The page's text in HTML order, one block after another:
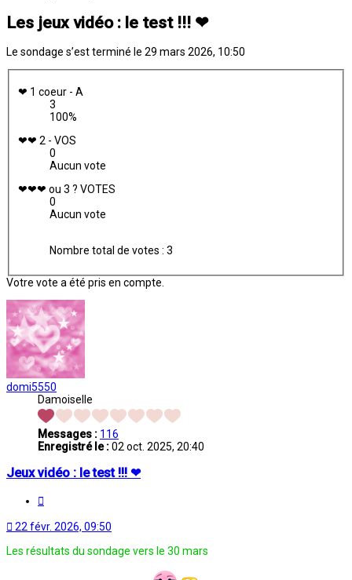
Les jeux vidéo : le test !!! ❤
Le sondage s’est terminé le 29 mars 2026, 10:50
❤ 1 coeur - A
3
100%
❤❤ 2 - VOS
0
Aucun vote
❤❤❤ ou 3 ? VOTES
0
Aucun vote
Nombre total de votes : 3
Votre vote a été pris en compte.
domi5550
Damoiselle
Messages : 116
Enregistré le :02 oct. 2025, 20:40
Jeux vidéo : le test !!! ❤
22 févr. 2026, 09:50
Les résultats du sondage vers le 30 mars